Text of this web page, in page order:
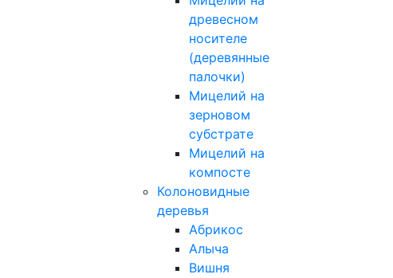
древесном
носителе
(деревянные
палочки)
Мицелий на
зерновом
субстрате
Мицелий на
компосте
Колоновидные
деревья
Абрикос
Алыча
Вишня